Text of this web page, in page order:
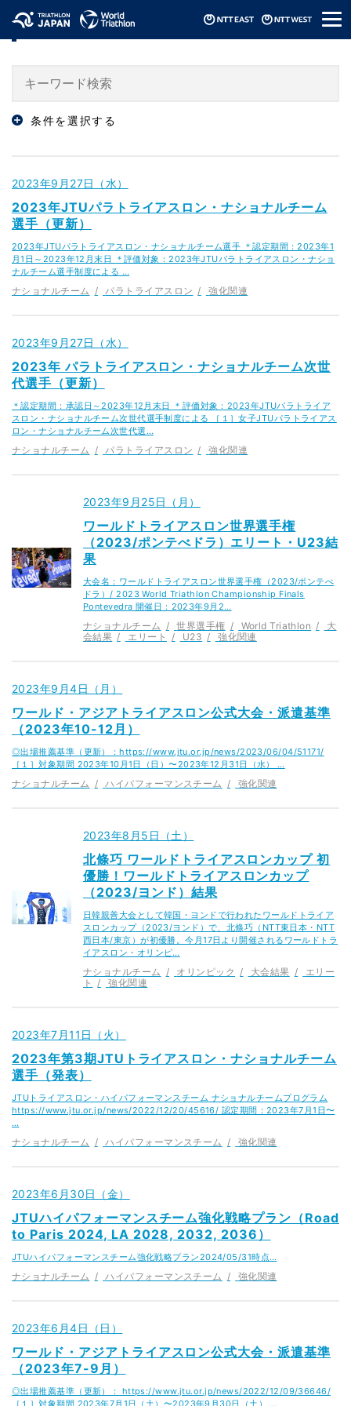
メ
ニ
「ナショナルチーム」のニュース
条件を選択する
2023年9月27日（水）
2023年JTUパラトライアスロン・ナショナルチーム
選手（更新）
2023年JTUパラトライアスロン・ナショナルチーム選手 ＊認定期間：2023年1
月1日～2023年12月末日 ＊評価対象：2023年JTUパラトライアスロン・ナショ
ナルチーム選手制度による …
ナショナルチーム パラトライアスロン 強化関連
2023年9月27日（水）
2023年 パラトライアスロン・ナショナルチーム次世
代選手（更新）
＊認定期間：承認日～2023年12月末日 ＊評価対象：2023年JTUパラトライア
スロン・ナショナルチーム次世代選手制度による ［１］女子JTUパラトライアス
ロン・ナショナルチーム次世代選…
ナショナルチーム パラトライアスロン 強化関連
2023年9月25日（月）
ワールドトライアスロン世界選手権
（2023/ポンテべドラ）エリート・U23結
果
大会名：ワールドトライアスロン世界選手権（2023/ポンテべ
ドラ）/ 2023 World Triathlon Championship Finals
Pontevedra 開催日：2023年9月2…
ナショナルチーム 世界選手権 World Triathlon
大
会結果
エリート U23 強化関連
2023年9月4日（月）
ワールド・アジアトライアスロン公式大会・派遣基準
（2023年10-12月）
◎出場推薦基準（更新）：https://www.jtu.or.jp/news/2023/06/04/51171/
［１］対象期間 2023年10月1日（日）〜2023年12月31日（水） …
ナショナルチーム ハイパフォーマンスチーム 強化関連
2023年8月5日（土）
北條巧 ワールドトライアスロンカップ 初
優勝！ワールドトライアスロンカップ
（2023/ヨンド）結果
日韓親善大会として韓国・ヨンドで行われたワールドトライア
スロンカップ（2023/ヨンド）で、北條巧（NTT東日本・NTT
西日本/東京）が初優勝。今月17日より開催されるワールドトラ
イアスロン・オリンピ…
ナショナルチーム オリンピック 大会結果
エリー
ト
強化関連
2023年7月11日（火）
2023年第3期JTUトライアスロン・ナショナルチーム
選手（発表）
JTUトライアスロン・ハイパフォーマンスチーム ナショナルチームプログラム
https://www.jtu.or.jp/news/2022/12/20/45616/ 認定期間：2023年7月1日〜
…
ナショナルチーム ハイパフォーマンスチーム 強化関連
2023年6月30日（金）
JTUハイパフォーマンスチーム強化戦略プラン（Road
to Paris 2024, LA 2028, 2032, 2036）
JTUハイパフォーマンスチーム強化戦略プラン2024/05/31時点…
ナショナルチーム ハイパフォーマンスチーム 強化関連
2023年6月4日（日）
ワールド・アジアトライアスロン公式大会・派遣基準
（2023年7-9月）
◎出場推薦基準（更新）： https://www.jtu.or.jp/news/2022/12/09/36646/
［１］対象期間 2023年7月1日（土）〜2023年9月30日（土） …